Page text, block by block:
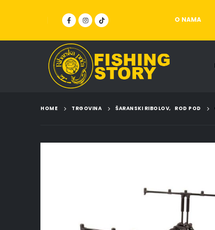
O NAMA
HOME TRGOVINA ŠARANSKI RIBOLOV, ROD POD